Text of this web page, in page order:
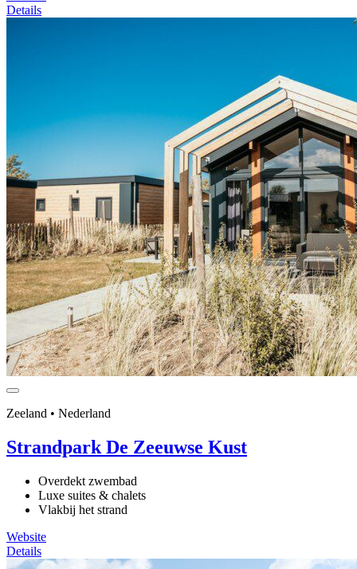
Details
Zeeland • Nederland
Strandpark De Zeeuwse Kust
Overdekt zwembad
Luxe suites & chalets
Vlakbij het strand
Website
Details